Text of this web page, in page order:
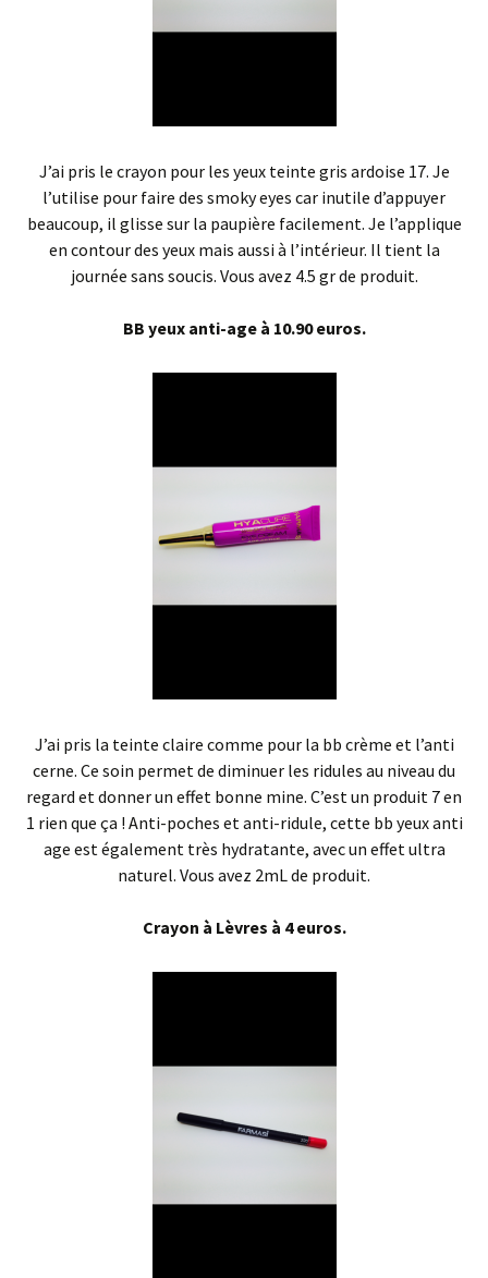
J’ai pris le crayon pour les yeux teinte gris ardoise 17. Je
l’utilise pour faire des smoky eyes car inutile d’appuyer
beaucoup, il glisse sur la paupière facilement. Je l’applique
en contour des yeux mais aussi à l’intérieur. Il tient la
journée sans soucis. Vous avez 4.5 gr de produit.
BB yeux anti-age à 10.90 euros.
J’ai pris la teinte claire comme pour la bb crème et l’anti
cerne. Ce soin permet de diminuer les ridules au niveau du
regard et donner un effet bonne mine. C’est un produit 7 en
1 rien que ça ! Anti-poches et anti-ridule, cette bb yeux anti
age est également très hydratante, avec un effet ultra
naturel. Vous avez 2mL de produit.
Crayon à Lèvres à 4 euros.